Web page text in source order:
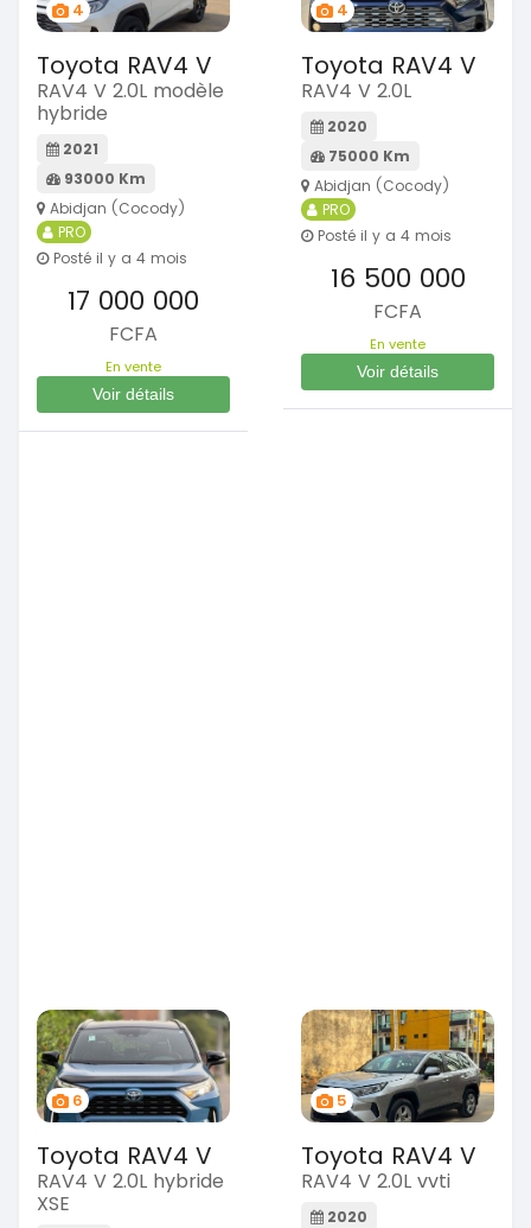
4
Toyota RAV4 V
RAV4 V 2.0L modèle
hybride
2021
93000 Km
Abidjan (Cocody)
PRO
Posté il y a 4 mois
17 000 000
FCFA
En vente
Voir détails
4
Toyota RAV4 V
RAV4 V 2.0L
2020
75000 Km
Abidjan (Cocody)
PRO
Posté il y a 4 mois
16 500 000
FCFA
En vente
Voir détails
6
Toyota RAV4 V
RAV4 V 2.0L hybride
XSE
5
Toyota RAV4 V
RAV4 V 2.0L vvti
2020